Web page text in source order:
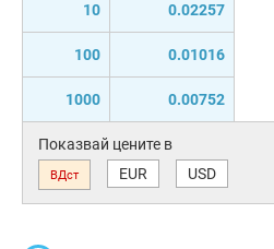
10 0.02257
100 0.01016
1000 0.00752
Показвай цените в
ВДст EUR USD